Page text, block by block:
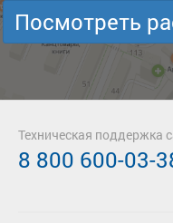
Посмотреть
Техническая поддержка
8 800 600-03-